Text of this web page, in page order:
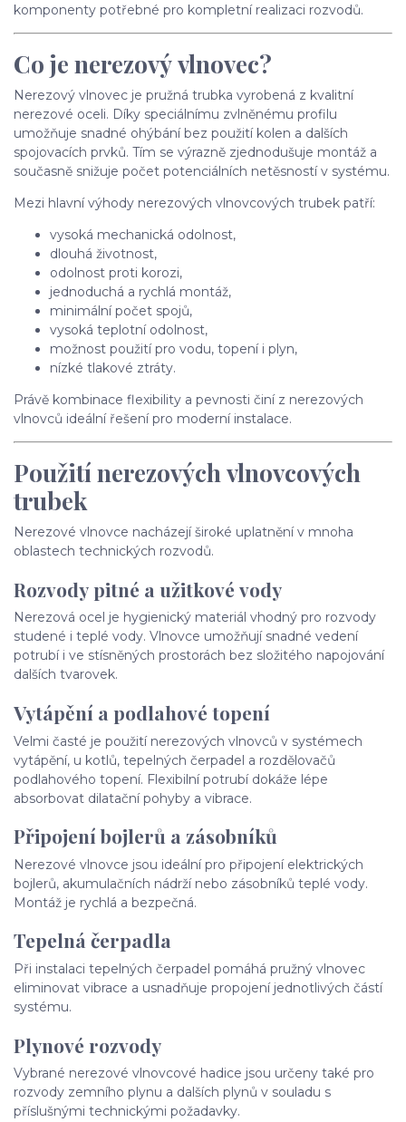
komponenty potřebné pro kompletní realizaci rozvodů.
Co je nerezový vlnovec?
Nerezový vlnovec je pružná trubka vyrobená z kvalitní
nerezové oceli. Díky speciálnímu zvlněnému profilu
umožňuje snadné ohýbání bez použití kolen a dalších
spojovacích prvků. Tím se výrazně zjednodušuje montáž a
současně snižuje počet potenciálních netěsností v systému.
Mezi hlavní výhody nerezových vlnovcových trubek patří:
vysoká mechanická odolnost,
dlouhá životnost,
odolnost proti korozi,
jednoduchá a rychlá montáž,
minimální počet spojů,
vysoká teplotní odolnost,
možnost použití pro vodu, topení i plyn,
nízké tlakové ztráty.
Právě kombinace flexibility a pevnosti činí z nerezových
vlnovců ideální řešení pro moderní instalace.
Použití nerezových vlnovcových
trubek
Nerezové vlnovce nacházejí široké uplatnění v mnoha
oblastech technických rozvodů.
Rozvody pitné a užitkové vody
Nerezová ocel je hygienický materiál vhodný pro rozvody
studené i teplé vody. Vlnovce umožňují snadné vedení
potrubí i ve stísněných prostorách bez složitého napojování
dalších tvarovek.
Vytápění a podlahové topení
Velmi časté je použití nerezových vlnovců v systémech
vytápění, u kotlů, tepelných čerpadel a rozdělovačů
podlahového topení. Flexibilní potrubí dokáže lépe
absorbovat dilatační pohyby a vibrace.
Připojení bojlerů a zásobníků
Nerezové vlnovce jsou ideální pro připojení elektrických
bojlerů, akumulačních nádrží nebo zásobníků teplé vody.
Montáž je rychlá a bezpečná.
Tepelná čerpadla
Při instalaci tepelných čerpadel pomáhá pružný vlnovec
eliminovat vibrace a usnadňuje propojení jednotlivých částí
systému.
Plynové rozvody
Vybrané nerezové vlnovcové hadice jsou určeny také pro
rozvody zemního plynu a dalších plynů v souladu s
příslušnými technickými požadavky.